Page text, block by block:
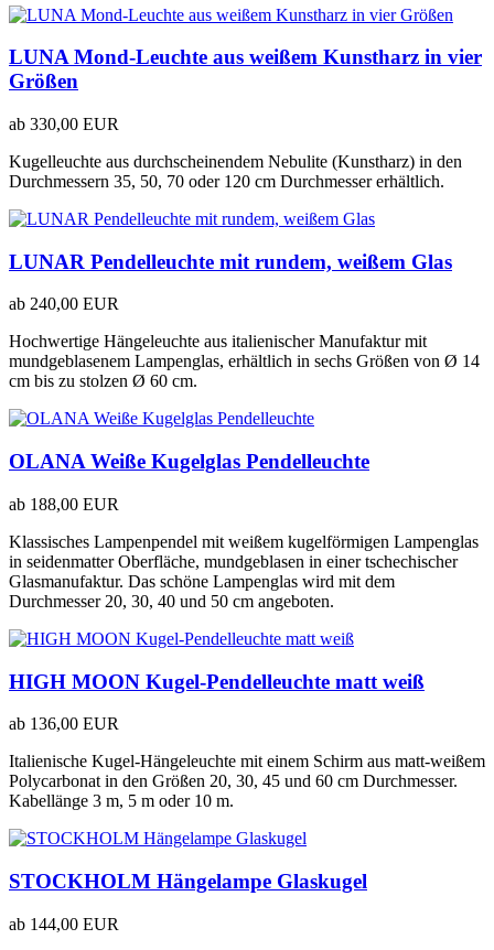
LUNA Mond-Leuchte aus weißem Kunstharz in vier
Größen
ab 330,00 EUR
Kugelleuchte aus durchscheinendem Nebulite (Kunstharz) in den
Durchmessern 35, 50, 70 oder 120 cm Durchmesser erhältlich.
LUNAR Pendelleuchte mit rundem, weißem Glas
ab 240,00 EUR
Hochwertige Hängeleuchte aus italienischer Manufaktur mit
mundgeblasenem Lampenglas, erhältlich in sechs Größen von Ø 14
cm bis zu stolzen Ø 60 cm.
OLANA Weiße Kugelglas Pendelleuchte
ab 188,00 EUR
Klassisches Lampenpendel mit weißem kugelförmigen Lampenglas
in seidenmatter Oberfläche, mundgeblasen in einer tschechischer
Glasmanufaktur. Das schöne Lampenglas wird mit dem
Durchmesser 20, 30, 40 und 50 cm angeboten.
HIGH MOON Kugel-Pendelleuchte matt weiß
ab 136,00 EUR
Italienische Kugel-Hängeleuchte mit einem Schirm aus matt-weißem
Polycarbonat in den Größen 20, 30, 45 und 60 cm Durchmesser.
Kabellänge 3 m, 5 m oder 10 m.
STOCKHOLM Hängelampe Glaskugel
ab 144,00 EUR